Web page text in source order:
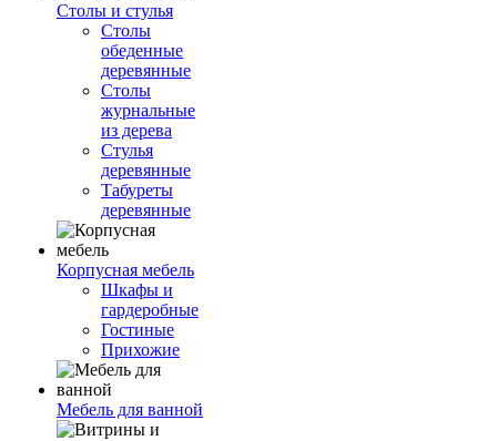
Столы и стулья
Столы
обеденные
деревянные
Столы
журнальные
из дерева
Стулья
деревянные
Табуреты
деревянные
Корпусная мебель
Шкафы и
гардеробные
Гостиные
Прихожие
Мебель для ванной